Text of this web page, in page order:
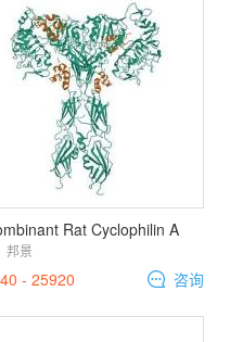
Rat Cyclophilin A
邦景
- 25920 咨询